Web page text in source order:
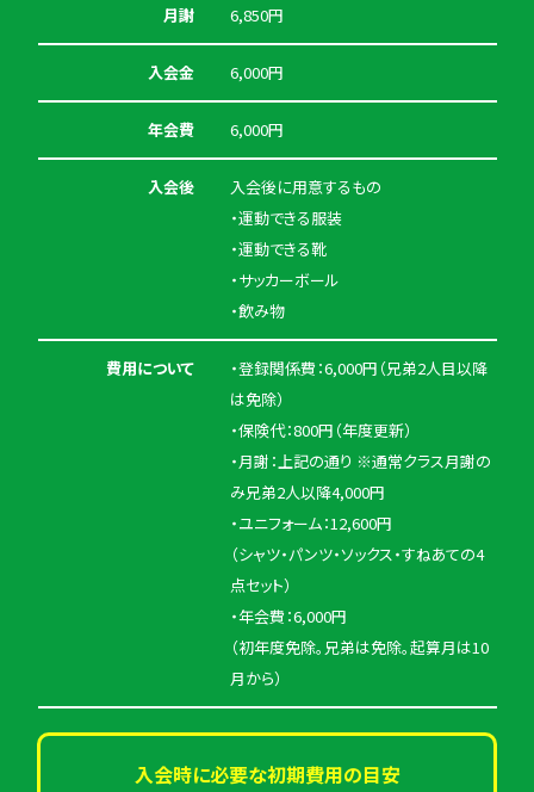
月謝 6,850円
入会金 6,000円
年会費 6,000円
入会後
入会後に用意するもの
・運動できる服装
・運動できる靴
・サッカーボール
・飲み物
費用について
・登録関係費：6,000円（兄弟2人目以降
は免除）
・保険代：800円（年度更新）
・月謝：上記の通り ※通常クラス月謝の
み兄弟2人以降4,000円
・ユニフォーム：12,600円
（シャツ・パンツ・ソックス・すねあての4
点セット）
・年会費：6,000円
（初年度免除。兄弟は免除。起算月は10
月から）
入会時に必要な初期費用の目安